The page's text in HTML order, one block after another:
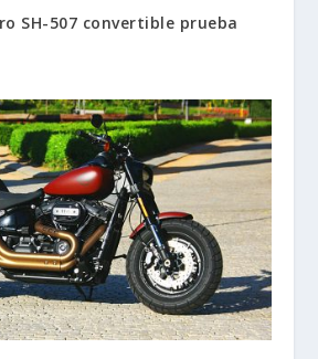
SH-507 convertible prueba